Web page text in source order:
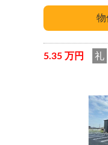
5.35 万円 礼